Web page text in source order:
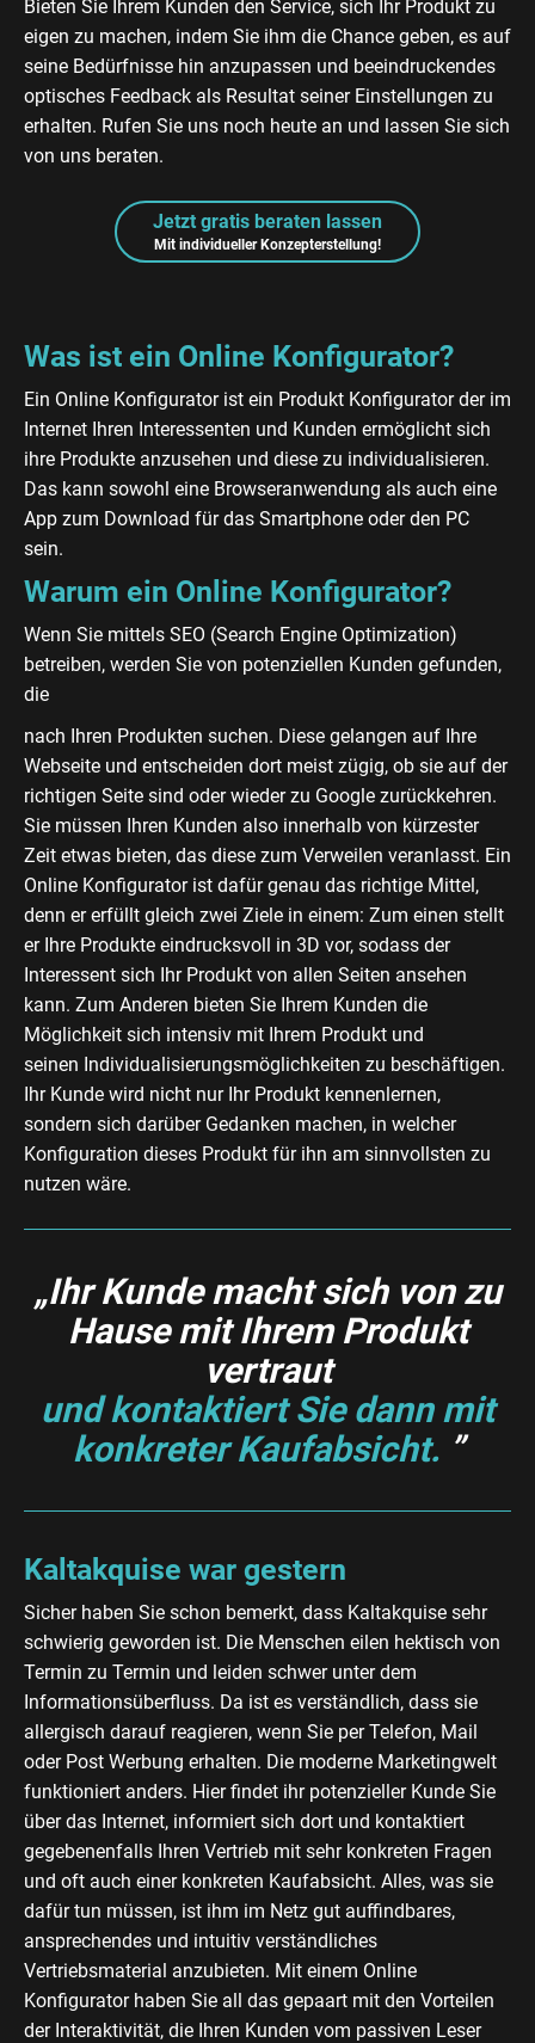
Bieten Sie Ihrem Kunden den Service, sich Ihr Produkt zu
eigen zu machen, indem Sie ihm die Chance geben, es auf
seine Bedürfnisse hin anzupassen und beeindruckendes
optisches Feedback als Resultat seiner Einstellungen zu
erhalten. Rufen Sie uns noch heute an und lassen Sie sich
von uns beraten.
Jetzt gratis beraten lassen
Mit individueller Konzepterstellung!
Was ist ein Online Konfigurator?
Ein Online Konfigurator ist ein Produkt Konfigurator der im
Internet Ihren Interessenten und Kunden ermöglicht sich
ihre Produkte anzusehen und diese zu individualisieren.
Das kann sowohl eine Browseranwendung als auch eine
App zum Download für das Smartphone oder den PC
sein.
Warum ein Online Konfigurator?
Wenn Sie mittels SEO (Search Engine Optimization)
betreiben, werden Sie von potenziellen Kunden gefunden,
die
nach Ihren Produkten suchen. Diese gelangen auf Ihre
Webseite und entscheiden dort meist zügig, ob sie auf der
richtigen Seite sind oder wieder zu Google zurückkehren.
Sie müssen Ihren Kunden also innerhalb von kürzester
Zeit etwas bieten, das diese zum Verweilen veranlasst. Ein
Online Konfigurator ist dafür genau das richtige Mittel,
denn er erfüllt gleich zwei Ziele in einem: Zum einen stellt
er Ihre Produkte eindrucksvoll in 3D vor, sodass der
Interessent sich Ihr Produkt von allen Seiten ansehen
kann. Zum Anderen bieten Sie Ihrem Kunden die
Möglichkeit sich intensiv mit Ihrem Produkt und
seinen Individualisierungsmöglichkeiten zu beschäftigen.
Ihr Kunde wird nicht nur Ihr Produkt kennenlernen,
sondern sich darüber Gedanken machen, in welcher
Konfiguration dieses Produkt für ihn am sinnvollsten zu
nutzen wäre.
„Ihr Kunde macht sich von zu
Hause mit Ihrem Produkt
vertraut
und kontaktiert Sie dann mit
konkreter Kaufabsicht. ”
Kaltakquise war gestern
Sicher haben Sie schon bemerkt, dass Kaltakquise sehr
schwierig geworden ist. Die Menschen eilen hektisch von
Termin zu Termin und leiden schwer unter dem
Informationsüberfluss. Da ist es verständlich, dass sie
allergisch darauf reagieren, wenn Sie per Telefon, Mail
oder Post Werbung erhalten. Die moderne Marketingwelt
funktioniert anders. Hier findet ihr potenzieller Kunde Sie
über das Internet, informiert sich dort und kontaktiert
gegebenenfalls Ihren Vertrieb mit sehr konkreten Fragen
und oft auch einer konkreten Kaufabsicht. Alles, was sie
dafür tun müssen, ist ihm im Netz gut auffindbares,
ansprechendes und intuitiv verständliches
Vertriebsmaterial anzubieten. Mit einem Online
Konfigurator haben Sie all das gepaart mit den Vorteilen
der Interaktivität, die Ihren Kunden vom passiven Leser